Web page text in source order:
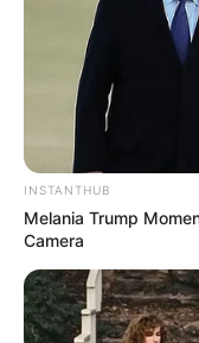
comece a
correntinha
cada
(sinta-se à
para se
cordão de
traseira da
Uma vez que
seu ponto
correntinhas,
INSTANTHUB
Melania Trump
Camera